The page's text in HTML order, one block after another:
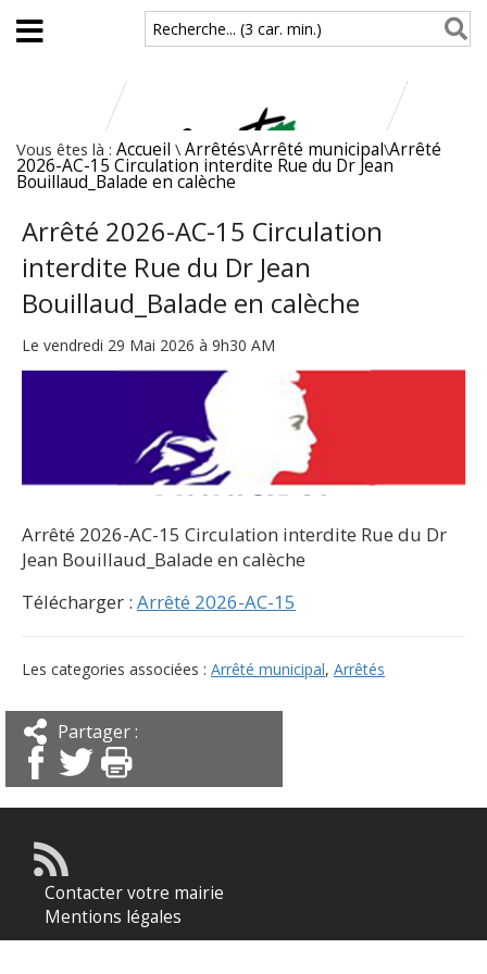
Aller au contenu principal
Recherche... (3 car. min.)
Vous êtes là : Accueil \ Arrêtés\Arrêté municipal\Arrêté
2026-AC-15 Circulation interdite Rue du Dr Jean
Bouillaud_Balade en calèche
Arrêté 2026-AC-15 Circulation
interdite Rue du Dr Jean
Bouillaud_Balade en calèche
Le vendredi 29 Mai 2026 à 9h30 AM
Arrêté 2026-AC-15 Circulation interdite Rue du Dr
Jean Bouillaud_Balade en calèche
Télécharger : Arrêté 2026-AC-15
Les categories associées : Arrêté municipal, Arrêtés
Partager :
Contacter votre mairie
Mentions légales